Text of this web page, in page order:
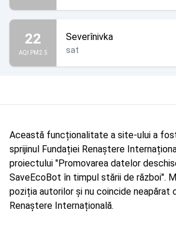
22
AQI PM2.5
Severînivka
sat
Această funcționalitate a site-ului a
sprijinul Fundației Renaștere
proiectului "Promovarea datelor
SaveEcoBot în timpul stării de război".
poziția autorilor și nu coincide neapărat
Renaștere Internațională.